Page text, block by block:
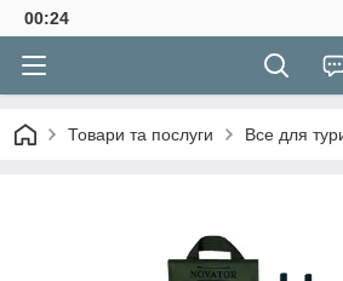
00:24
Товари та послуги Все для